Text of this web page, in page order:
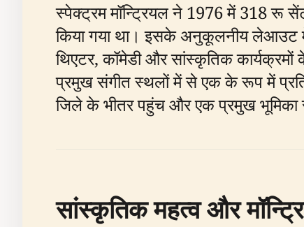
स्पेक्ट्रम मॉन्ट्रियल ने 1976 में 318 रू
किया गया था। इसके अनुकूलनीय लेआउट में
थिएटर, कॉमेडी और सांस्कृतिक
प्रमुख संगीत स्थलों में से एक के रूप में
जिले के भीतर पहुंच और एक प्रमुख भूमिका
सांस्कृतिक महत्व और